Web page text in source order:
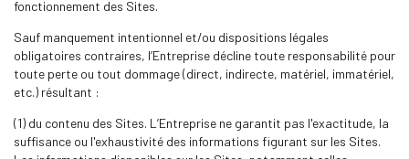
fonctionnement des Sites.
Sauf manquement intentionnel et/ou dispositions légales
obligatoires contraires, l’Entreprise décline toute responsabilité pour
toute perte ou tout dommage (direct, indirecte, matériel, immatériel,
etc.) résultant :
(1) du contenu des Sites. L’Entreprise ne garantit pas l'exactitude, la
suffisance ou l'exhaustivité des informations figurant sur les Sites.